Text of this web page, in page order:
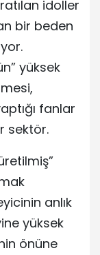
idoller
bir beden
yüksek
fanlar
sektör.
anlık
yüksek
önüne